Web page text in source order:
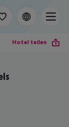
Hotel teilen